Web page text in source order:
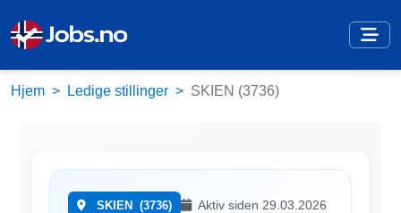
Hjem Ledige stillinger SKIEN (3736)
SKIEN (3736) Aktiv siden 29.03.2026